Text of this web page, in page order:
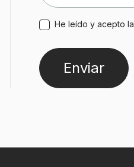
He leído y acepto la